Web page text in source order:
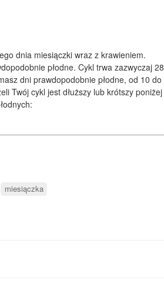
dnia miesiączki wraz z krawieniem.
płodne. Cykl trwa zazwyczaj 28
dni prawdopodobnie płodne, od 10 do
Twój cykl jest dłuższy lub krótszy poniżej
miesiączka